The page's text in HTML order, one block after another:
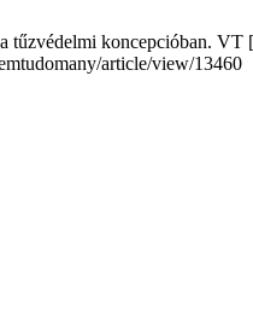
tűzvédelmi koncepcióban.
article/view/13460